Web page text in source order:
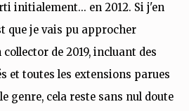
initialement... en 2012. Si j'en
que je vais pu approcher
de 2019, incluant des
et toutes les extensions parues
genre, cela reste sans nul doute